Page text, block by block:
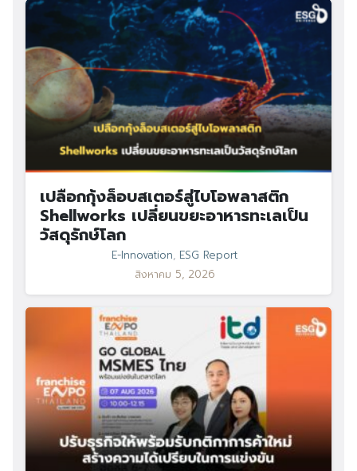
เปลือกกุ้งล็อบสเตอร์สู่ไบโอพลาสติก
Shellworks เปลี่ยนขยะอาหารทะเลเป็น
วัสดุรักษ์โลก
E-Innovation, ESG Report
สิงหาคม 5, 2026